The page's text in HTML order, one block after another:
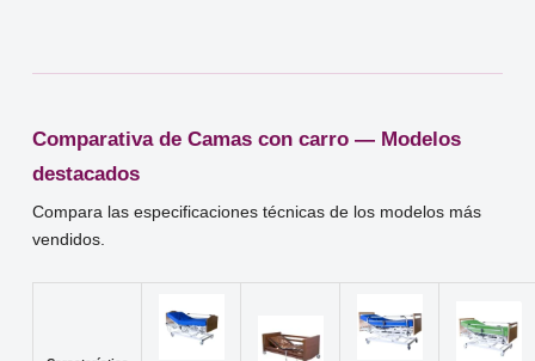
Comparativa de Camas con carro — Modelos
destacados
Compara las especificaciones técnicas de los modelos más
vendidos.